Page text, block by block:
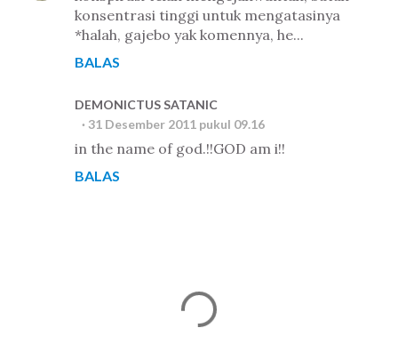
konsentrasi tinggi untuk mengatasinya
*halah, gajebo yak komennya, he...
BALAS
DEMONICTUS SATANIC
31 Desember 2011 pukul 09.16
in the name of god.!!GOD am i!!
BALAS